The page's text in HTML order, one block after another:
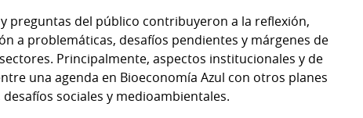
preguntas del público contribuyeron a la reflexión,
a problemáticas, desafíos pendientes y márgenes de
Principalmente, aspectos institucionales y de
una agenda en Bioeconomía Azul con otros planes
sociales y medioambientales.